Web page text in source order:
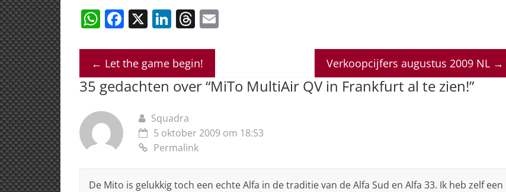
W
at
s
A
p
p
F
c
e
b
X Li
k
e
dI
n
T
re
a
d
l
← Let the game begin! Verkoopcijfers augustus 2009 NL →
35 gedachten over “MiTo MultiAir QV in Frankfurt al te zien!”
Squadra
5 oktober 2009 om 18:53
Permalink
De Mito is gelukkig toch een echte Alfa in de traditie van de Alfa Sud en Alfa 33. Ik heb zelf een